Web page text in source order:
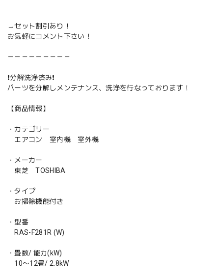
→セット割引あり！
お気軽にコメント下さい！
－－－－－－－－－
❗️分解洗浄済み❗️
パーツを分解しメンテナンス、洗浄を行なっております！
【商品情報】
・カテゴリー
エアコン 室内機 室外機
・メーカー
東芝 TOSHIBA
・タイプ
お掃除機能付き
・型番
RAS-F281R (W)
・畳数/ 能力(kW)
10〜12畳/ 2.8kW